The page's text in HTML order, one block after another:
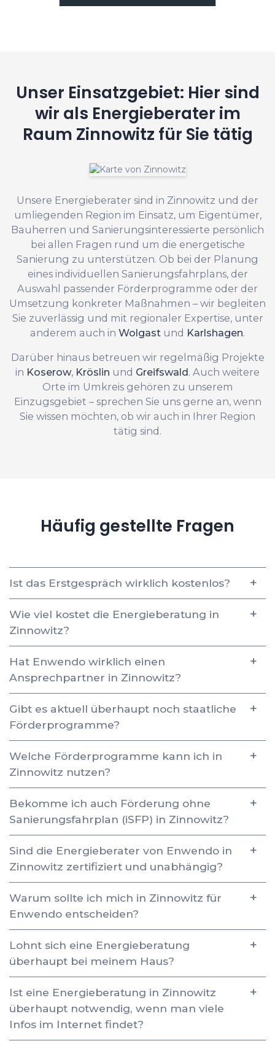
Unser Einsatzgebiet: Hier sind
wir als Energieberater im
Raum Zinnowitz für Sie tätig
Unsere Energieberater sind in Zinnowitz und der
umliegenden Region im Einsatz, um Eigentümer,
Bauherren und Sanierungsinteressierte persönlich
bei allen Fragen rund um die energetische
Sanierung zu unterstützen. Ob bei der Planung
eines individuellen Sanierungsfahrplans, der
Auswahl passender Förderprogramme oder der
Umsetzung konkreter Maßnahmen – wir begleiten
Sie zuverlässig und mit regionaler Expertise, unter
anderem auch in Wolgast und Karlshagen.
Darüber hinaus betreuen wir regelmäßig Projekte
in Koserow, Kröslin und Greifswald. Auch weitere
Orte im Umkreis gehören zu unserem
Einzugsgebiet – sprechen Sie uns gerne an, wenn
Sie wissen möchten, ob wir auch in Ihrer Region
tätig sind.
Häufig gestellte Fragen
Ist das Erstgespräch wirklich kostenlos?
Wie viel kostet die Energieberatung in
Zinnowitz?
Hat Enwendo wirklich einen
Ansprechpartner in Zinnowitz?
Gibt es aktuell überhaupt noch staatliche
Förderprogramme?
Welche Förderprogramme kann ich in
Zinnowitz nutzen?
Bekomme ich auch Förderung ohne
Sanierungsfahrplan (iSFP) in Zinnowitz?
Sind die Energieberater von Enwendo in
Zinnowitz zertifiziert und unabhängig?
Warum sollte ich mich in Zinnowitz für
Enwendo entscheiden?
Lohnt sich eine Energieberatung
überhaupt bei meinem Haus?
Ist eine Energieberatung in Zinnowitz
überhaupt notwendig, wenn man viele
Infos im Internet findet?